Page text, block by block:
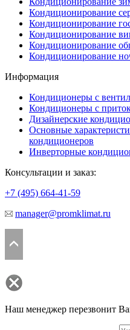
Кондиционирование
Кондиционирование
Кондиционирование
Кондиционирование
Кондиционирование
Информация
Кондиционеры с
Кондиционеры с
Дизайнерские
Основные
кондиционеров
Инверторные
Консультации и заказ:
+7 (495) 664-41-59
manager@promklimat.ru
Наш менеджер перезвонит